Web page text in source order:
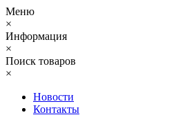
Меню
×
Информация
×
Поиск товаров
×
Новости
Контакты